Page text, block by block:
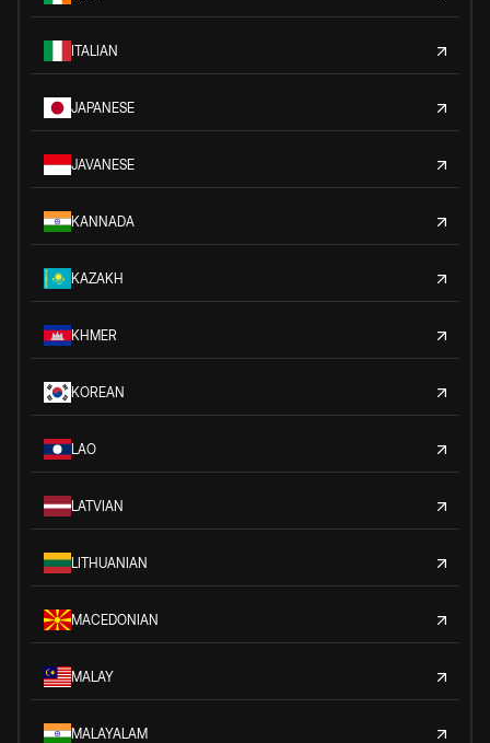
ITALIAN
JAPANESE
JAVANESE
KANNADA
KAZAKH
KHMER
KOREAN
LAO
LATVIAN
LITHUANIAN
MACEDONIAN
MALAY
MALAYALAM